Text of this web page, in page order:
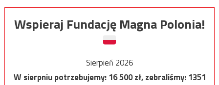
Wspieraj Fundację Magna Polonia!
Sierpień 2026
W sierpniu potrzebujemy:16 500zł, zebraliśmy:1351